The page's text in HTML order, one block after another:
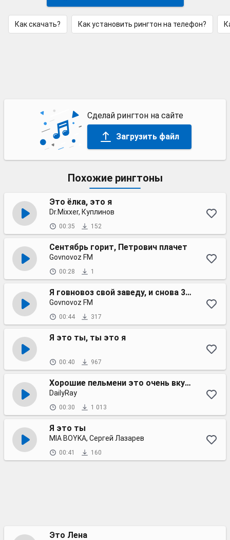
Как скачать? Как установить рингтон на телефон?
Сделай рингтон на сайте
Загрузить файл
Похожие рингтоны
Это ёлка, это я
Dr.Mixxer, Куплинов
00:35 152
Сентябрь горит, Петрович плачет
Govnovoz FM
00:28 1
Я говновоз свой заведу, и снова 3 сентября
Govnovoz FM
00:44 317
Я это ты, ты это я
00:40 967
Хорошие пельмени это очень вкусно
DailyRay
00:30 1 013
Я это ты
MIA BOYKA, Сергей Лазарев
00:41 160
Это Лена